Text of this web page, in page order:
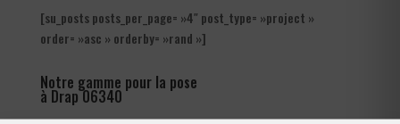
[su_posts posts_per_page= »4″ post_type= »project »
order= »asc » orderby= »rand »]
Notre gamme pour la pose
à Drap 06340